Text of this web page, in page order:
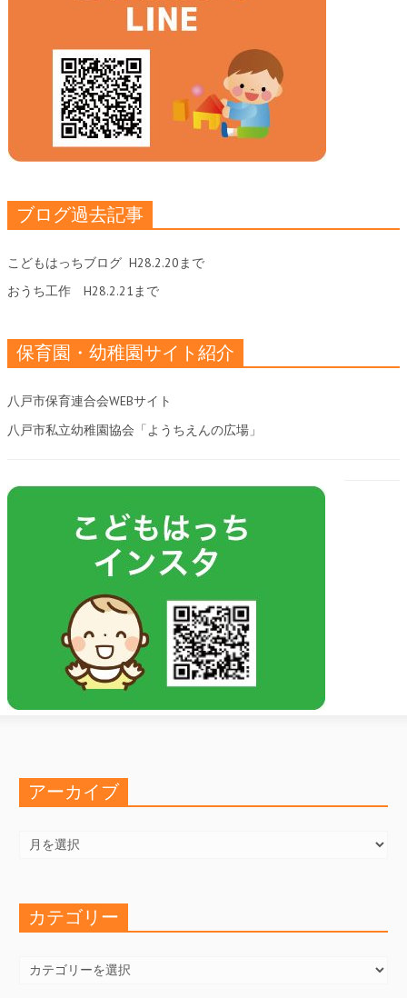
ブログ過去記事
こどもはっちブログ H28.2.20まで
おうち工作 H28.2.21まで
保育園・幼稚園サイト紹介
八戸市保育連合会WEBサイト
八戸市私立幼稚園協会「ようちえんの広場」
アーカイブ
カ
カテゴリー
ゴ